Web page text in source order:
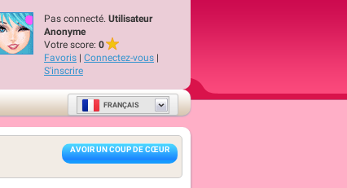
Pas connecté. Utilisateur
Anonyme
Votre score: 0
Favoris | Connectez-vous |
S'inscrire
FRANÇAIS
AVOIR UN COUP DE CŒUR